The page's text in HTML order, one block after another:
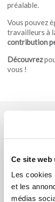
Ce site web
Les cookies
et les
médias
préalable.
Vous pouvez
travailleurs à
contribution
Découvrez
vous !